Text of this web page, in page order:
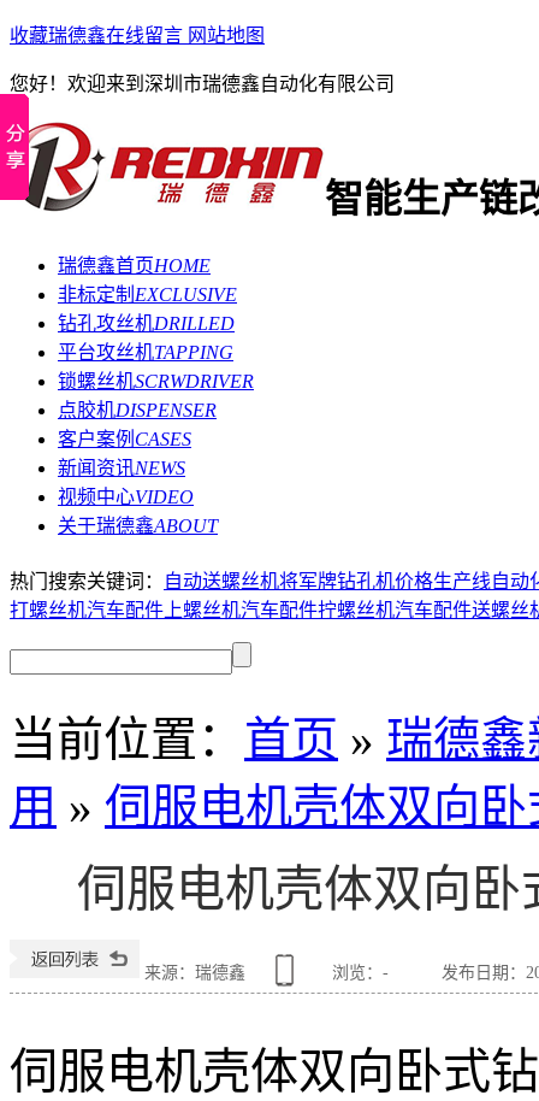
收藏瑞德鑫在线留言 网站地图
您好！欢迎来到深圳市瑞德鑫自动化有限公司
智能生产链
瑞德鑫首页HOME
非标定制 EXCLUSIVE
钻孔攻丝机DRILLED
平台攻丝机TAPPING
锁螺丝机SCRWDRIVER
点胶机DISPENSER
客户案例 CASES
新闻资讯NEWS
视频中心VIDEO
关于瑞德鑫ABOUT
热门搜索关键词： 自动送螺丝机将军牌钻孔机价格生产线自动
打螺丝机汽车配件上螺丝机汽车配件拧螺丝机汽车配件送螺丝
当前位置 ： 首页 » 瑞德
用 » 伺服电机壳体双向
伺服电机壳体双向
来源：瑞德鑫 浏览： - 发布日期：
伺服电机壳体双向卧式